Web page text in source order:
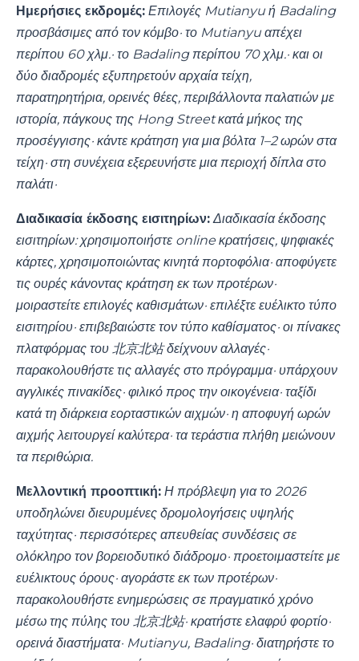
Ημερήσιες εκδρομές: Επιλογές Mutianyu ή Badaling
προσβάσιμες από τον κόμβο· το Mutianyu απέχει
περίπου 60 χλμ.· το Badaling περίπου 70 χλμ.· και οι
δύο διαδρομές εξυπηρετούν αρχαία τείχη,
παρατηρητήρια, ορεινές θέες, περιβάλλοντα παλατιών με
ιστορία, πάγκους της Hong Street κατά μήκος της
προσέγγισης· κάντε κράτηση για μια βόλτα 1–2 ωρών στα
τείχη· στη συνέχεια εξερευνήστε μια περιοχή δίπλα στο
παλάτι·
Διαδικασία έκδοσης εισιτηρίων: Διαδικασία έκδοσης
εισιτηρίων: χρησιμοποιήστε online κρατήσεις, ψηφιακές
κάρτες, χρησιμοποιώντας κινητά πορτοφόλια· αποφύγετε
τις ουρές κάνοντας κράτηση εκ των προτέρων·
μοιραστείτε επιλογές καθισμάτων· επιλέξτε ευέλικτο τύπο
εισιτηρίου· επιβεβαιώστε τον τύπο καθίσματος· οι πίνακες
πλατφόρμας του 北京北站 δείχνουν αλλαγές·
παρακολουθήστε τις αλλαγές στο πρόγραμμα· υπάρχουν
αγγλικές πινακίδες· φιλικό προς την οικογένεια· ταξίδι
κατά τη διάρκεια εορταστικών αιχμών· η αποφυγή ωρών
αιχμής λειτουργεί καλύτερα· τα τεράστια πλήθη μειώνουν
τα περιθώρια.
Μελλοντική προοπτική: Η πρόβλεψη για το 2026
υποδηλώνει διευρυμένες δρομολογήσεις υψηλής
ταχύτητας· περισσότερες απευθείας συνδέσεις σε
ολόκληρο τον βορειοδυτικό διάδρομο· προετοιμαστείτε με
ευέλικτους όρους· αγοράστε εκ των προτέρων·
παρακολουθήστε ενημερώσεις σε πραγματικό χρόνο
μέσω της πύλης του 北京北站· κρατήστε ελαφρύ φορτίο·
ορεινά διαστήματα· Mutianyu, Badaling· διατηρήστε το